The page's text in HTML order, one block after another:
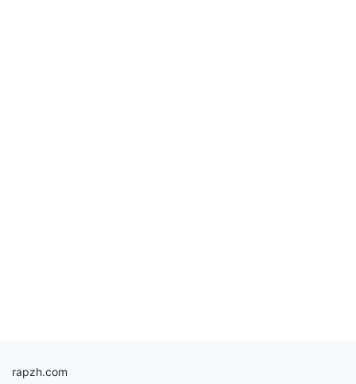
rapzh.com